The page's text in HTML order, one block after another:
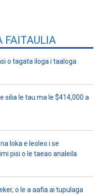
FAITAULIA
o tagata iloga i taaloga
silia le tau ma le $414,000 a
loka e leoleo i se
pisi o le taeao analeila
o le a aafia ai tupulaga